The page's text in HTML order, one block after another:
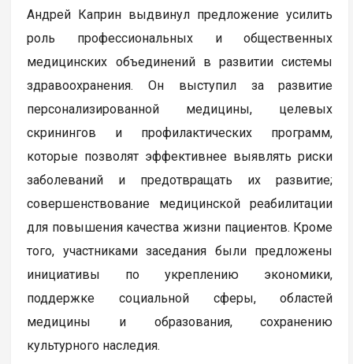
Андрей Каприн выдвинул предложение усилить
роль профессиональных и общественных
медицинских объединений в развитии системы
здравоохранения. Он выступил за развитие
персонализированной медицины, целевых
скринингов и профилактических программ,
которые позволят эффективнее выявлять риски
заболеваний и предотвращать их развитие;
совершенствование медицинской реабилитации
для повышения качества жизни пациентов. Кроме
того, участниками заседания были предложены
инициативы по укреплению экономики,
поддержке социальной сферы, областей
медицины и образования, сохранению
культурного наследия.